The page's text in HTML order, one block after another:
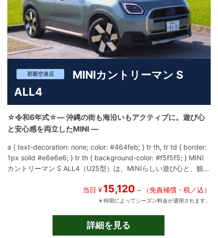
ち着いたレンタカーを選びたい方 に特におすすめのモデルです。
ユニバースレンタカーでは、 Audi Q5 40TDI S line（FY型）を、
沖縄の旅を上質で快適なものにしてくれる一台としてご用意して
います。 街も海も、無理なく、気持ちよく。 Audiならではの洗練
されたドライブを、ぜひ沖縄でご体感ください。 ※2台保有中、2
台ともALENZAキャンペーン対象車両です（2026/6/22現在） ※パ
ンク等の事故により、予告なくキャンペーン対象外となる可能性
那覇空港店
MINIカントリーマン S
ALL4
☆令和6年式☆― 沖縄の街も海沿いもアクティブに。遊び心
と安心感を両立したMINI ―
a { text-decoration: none; color: #464feb; } tr th, tr td { border:
1px solid #e6e6e6; } tr th { background-color: #f5f5f5; } MINI
カントリーマン S ALL4（U25型）は、MINIらしい遊び心と、観光
SUVです。 新世代U25型では、デザインと快適性がさらに進化
し、沖縄でのドライブをより軽快に、より安心して楽しめる一台
中から海沿いのルート、少し足を伸ばした観光地まで、どこへ行
くにも扱いやすいのが魅力。 MINIらしい存在感のあるスタイル
当日 ¥15,120 ～（免責補償・税／込）
※ 時期によってシーズン料金が適用されます。
詳細を見る